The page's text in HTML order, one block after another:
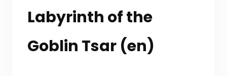
Labyrinth of the
Goblin Tsar (en)